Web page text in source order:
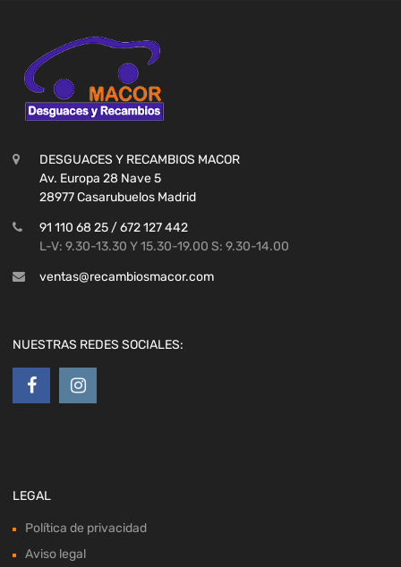
DESGUACES Y RECAMBIOS MACOR
Av. Europa 28 Nave 5
28977 Casarubuelos Madrid
91 110 68 25 / 672 127 442
L-V: 9.30-13.30 Y 15.30-19.00 S: 9.30-14.00
ventas@recambiosmacor.com
NUESTRAS REDES SOCIALES:
LEGAL
Política de privacidad
Aviso legal